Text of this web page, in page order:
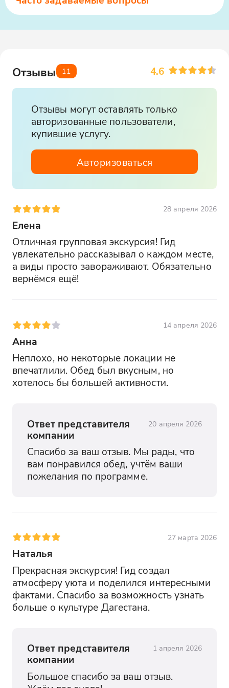
Отзывы 11 4.6
Отзывы могут оставлять только
авторизованные пользователи,
купившие услугу.
Авторизоваться
28 апреля 2026
Елена
Отличная групповая экскурсия! Гид
увлекательно рассказывал о каждом месте,
а виды просто завораживают. Обязательно
вернёмся ещё!
14 апреля 2026
Анна
Неплохо, но некоторые локации не
впечатлили. Обед был вкусным, но
хотелось бы большей активности.
Ответ представителя
компании
20 апреля 2026
Спасибо за ваш отзыв. Мы рады, что
вам понравился обед, учтём ваши
пожелания по программе.
27 марта 2026
Наталья
Прекрасная экскурсия! Гид создал
атмосферу уюта и поделился интересными
фактами. Спасибо за возможность узнать
больше о культуре Дагестана.
Ответ представителя
компании
1 апреля 2026
Большое спасибо за ваш отзыв.